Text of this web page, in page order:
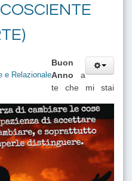
e Relazionale
Buon
Anno a
te che mi stai